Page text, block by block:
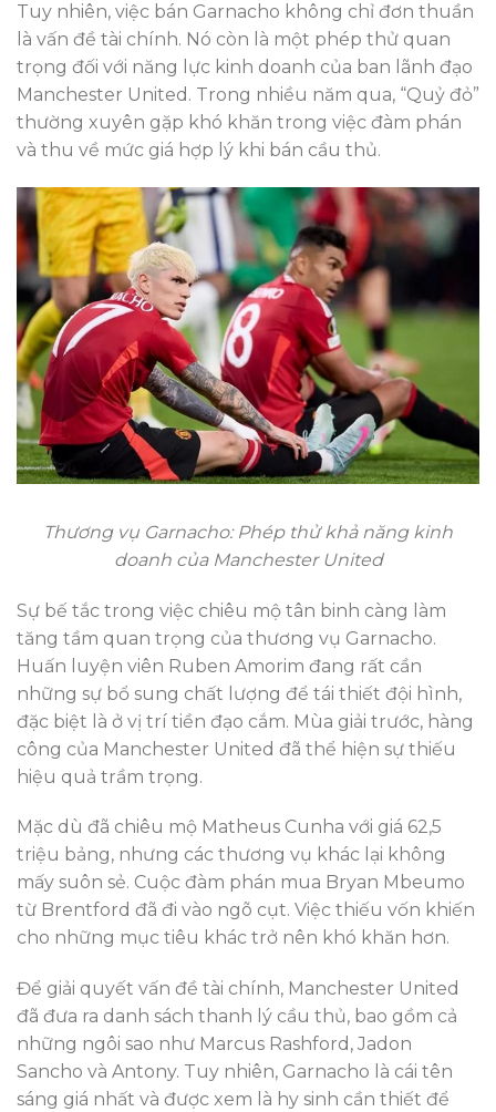
Tuy nhiên, việc bán Garnacho không chỉ đơn thuần
là vấn đề tài chính. Nó còn là một phép thử quan
trọng đối với năng lực kinh doanh của ban lãnh đạo
Manchester United. Trong nhiều năm qua, “Quỷ đỏ”
thường xuyên gặp khó khăn trong việc đàm phán
và thu về mức giá hợp lý khi bán cầu thủ.
Thương vụ Garnacho: Phép thử khả năng kinh
doanh của Manchester United
Sự bế tắc trong việc chiêu mộ tân binh càng làm
tăng tầm quan trọng của thương vụ Garnacho.
Huấn luyện viên Ruben Amorim đang rất cần
những sự bổ sung chất lượng để tái thiết đội hình,
đặc biệt là ở vị trí tiền đạo cắm. Mùa giải trước, hàng
công của Manchester United đã thể hiện sự thiếu
hiệu quả trầm trọng.
Mặc dù đã chiêu mộ Matheus Cunha với giá 62,5
triệu bảng, nhưng các thương vụ khác lại không
mấy suôn sẻ. Cuộc đàm phán mua Bryan Mbeumo
từ Brentford đã đi vào ngõ cụt. Việc thiếu vốn khiến
cho những mục tiêu khác trở nên khó khăn hơn.
Để giải quyết vấn đề tài chính, Manchester United
đã đưa ra danh sách thanh lý cầu thủ, bao gồm cả
những ngôi sao như Marcus Rashford, Jadon
Sancho và Antony. Tuy nhiên, Garnacho là cái tên
sáng giá nhất và được xem là hy sinh cần thiết để